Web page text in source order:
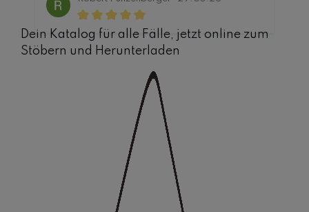
Dein Katalog für alle Fälle, jetzt online zum
Stöbern und Herunterladen